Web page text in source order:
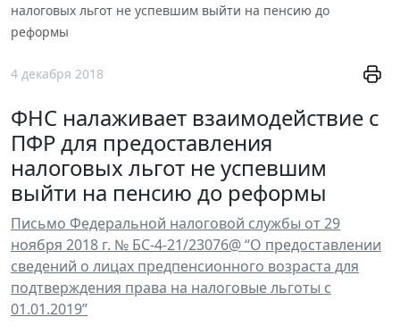
налоговых льгот не успевшим выйти на пенсию до
реформы
4 декабря 2018
ФНС налаживает взаимодействие с
ПФР для предоставления
налоговых льгот не успевшим
выйти на пенсию до реформы
Письмо Федеральной налоговой службы от 29
ноября 2018 г. № БС-4-21/23076@ “О предоставлении
сведений о лицах предпенсионного возраста для
подтверждения права на налоговые льготы с
01.01.2019”